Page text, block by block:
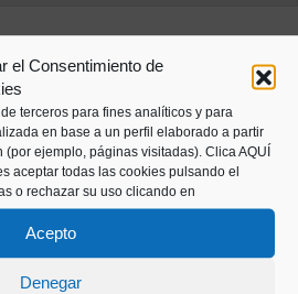
el Consentimiento de
terceros para fines analíticos y para
en base a un perfil elaborado a partir
ejemplo, páginas visitadas). Clica AQUÍ
aceptar todas las cookies pulsando el
o rechazar su uso clicando en
Acepto
Denegar